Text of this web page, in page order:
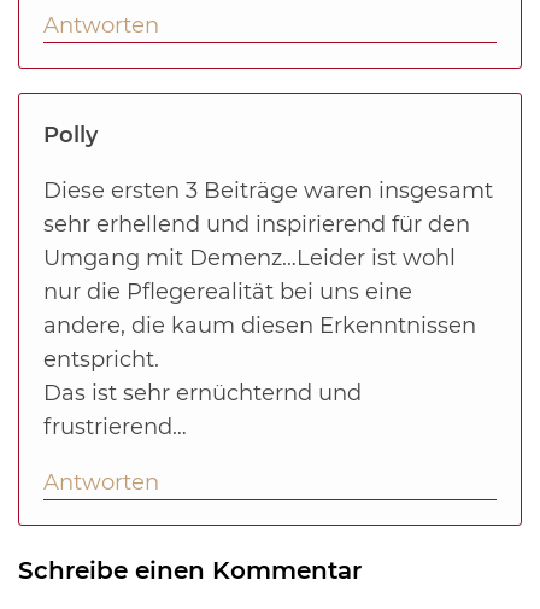
Antworten
Polly
Diese ersten 3 Beiträge waren insgesamt
sehr erhellend und inspirierend für den
Umgang mit Demenz…Leider ist wohl
nur die Pflegerealität bei uns eine
andere, die kaum diesen Erkenntnissen
entspricht.
Das ist sehr ernüchternd und
frustrierend…
Antworten
Schreibe einen Kommentar